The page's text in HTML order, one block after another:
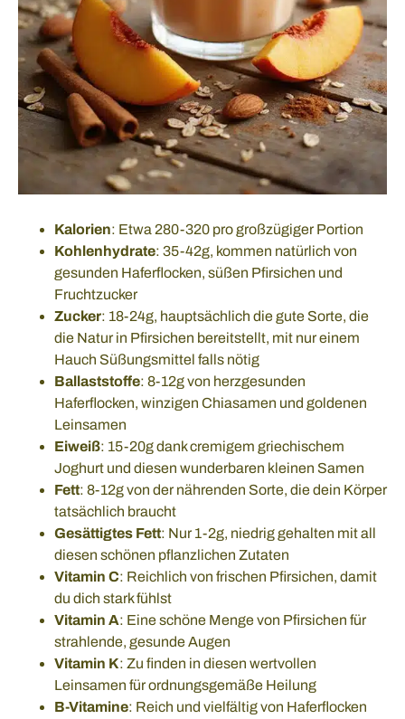
Kalorien: Etwa 280-320 pro großzügiger Portion
Kohlenhydrate: 35-42g, kommen natürlich von
gesunden Haferflocken, süßen Pfirsichen und
Fruchtzucker
Zucker: 18-24g, hauptsächlich die gute Sorte, die
die Natur in Pfirsichen bereitstellt, mit nur einem
Hauch Süßungsmittel falls nötig
Ballaststoffe: 8-12g von herzgesunden
Haferflocken, winzigen Chiasamen und goldenen
Leinsamen
Eiweiß: 15-20g dank cremigem griechischem
Joghurt und diesen wunderbaren kleinen Samen
Fett: 8-12g von der nährenden Sorte, die dein Körper
tatsächlich braucht
Gesättigtes Fett: Nur 1-2g, niedrig gehalten mit all
diesen schönen pflanzlichen Zutaten
Vitamin C: Reichlich von frischen Pfirsichen, damit
du dich stark fühlst
Vitamin A: Eine schöne Menge von Pfirsichen für
strahlende, gesunde Augen
Vitamin K: Zu finden in diesen wertvollen
Leinsamen für ordnungsgemäße Heilung
B-Vitamine: Reich und vielfältig von Haferflocken